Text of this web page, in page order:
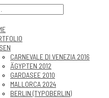
CARNEVALE DI VENEZIA 2016
ÄGYPTEN 2012
GARDASEE 2010
MALLORCA 2024
BERLIN (TYPOBERLIN)